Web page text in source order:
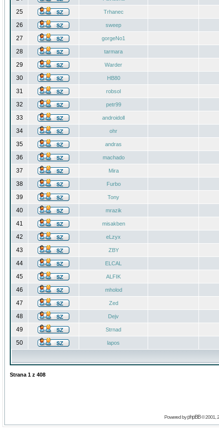
25 Trhanec
26 sweep
27 gorgeNo1
28 tarmara
29 Warder
30 HB80
31 robsol
32 petr99
33 androidoll
34 ohr
35 andras
36 machado
37 Mira
38 Furbo
39 Tony
40 mrazik
41 misakben
42 eLzyx
43 ZBY
44 ELCAL
45 ALFIK
46 mholod
47 Zed
48 Dejv
49 Strnad
50 lapos
Strana 1 z 408
Powered byphpBB© 2001,